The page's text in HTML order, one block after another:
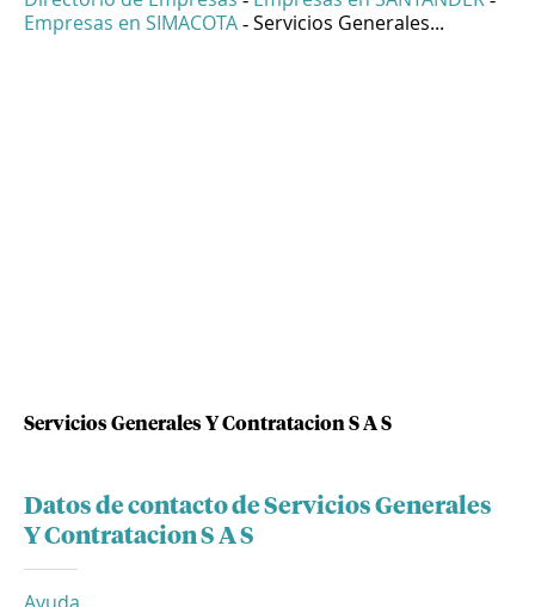
Empresas en SIMACOTA - Servicios Generales...
Servicios Generales Y Contratacion S A S
Datos de contacto de Servicios Generales
Y Contratacion S A S